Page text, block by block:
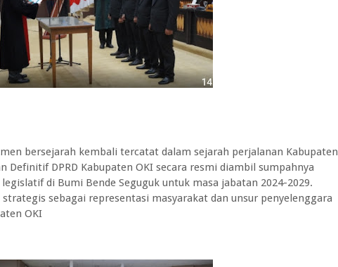
bersejarah kembali tercatat dalam sejarah perjalanan Kabupaten
Definitif DPRD Kabupaten OKI secara resmi diambil sumpahnya
di Bumi Bende Seguguk untuk masa jabatan 2024-2029.
strategis sebagai representasi masyarakat dan unsur penyelenggara
OKI